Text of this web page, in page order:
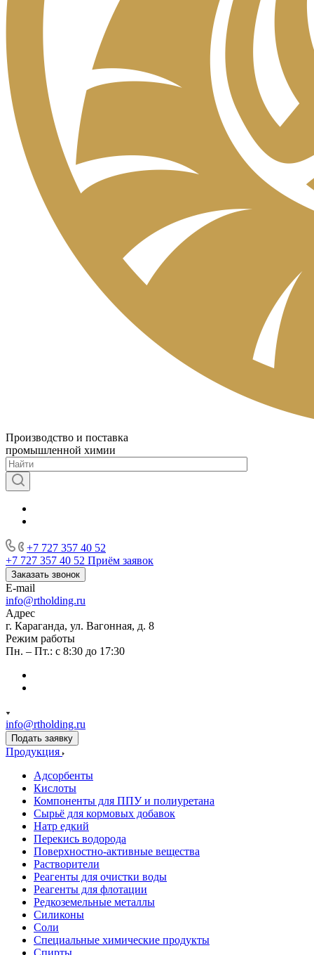
Производство и поставка
промышленной химии
+7 727 357 40 52
+7 727 357 40 52 Приём заявок
Заказать звонок
E-mail
info@rtholding.ru
Адрес
г. Караганда, ул. Вагонная, д. 8
Режим работы
Пн. – Пт.: с 8:30 до 17:30
info@rtholding.ru
Подать заявку
Продукция
Адсорбенты
Кислоты
Компоненты для ППУ и полиуретана
Сырьё для кормовых добавок
Натр едкий
Перекись водорода
Поверхностно-активные вещества
Растворители
Реагенты для очистки воды
Реагенты для флотации
Редкоземельные металлы
Силиконы
Соли
Специальные химические продукты
Спирты